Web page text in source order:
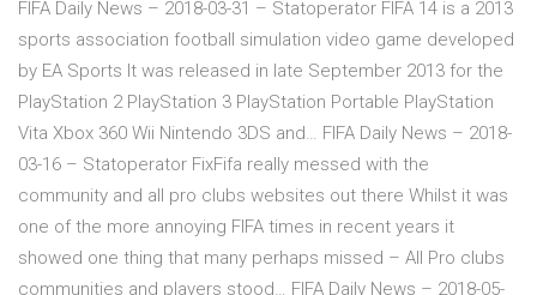
FIFA Daily News – 2018-03-31 – Statoperator FIFA 14 is a 2013
sports association football simulation video game developed
by EA Sports It was released in late September 2013 for the
PlayStation 2 PlayStation 3 PlayStation Portable PlayStation
Vita Xbox 360 Wii Nintendo 3DS and… FIFA Daily News – 2018-
03-16 – Statoperator FixFifa really messed with the
community and all pro clubs websites out there Whilst it was
one of the more annoying FIFA times in recent years it
showed one thing that many perhaps missed – All Pro clubs
communities and players stood… FIFA Daily News – 2018-05-